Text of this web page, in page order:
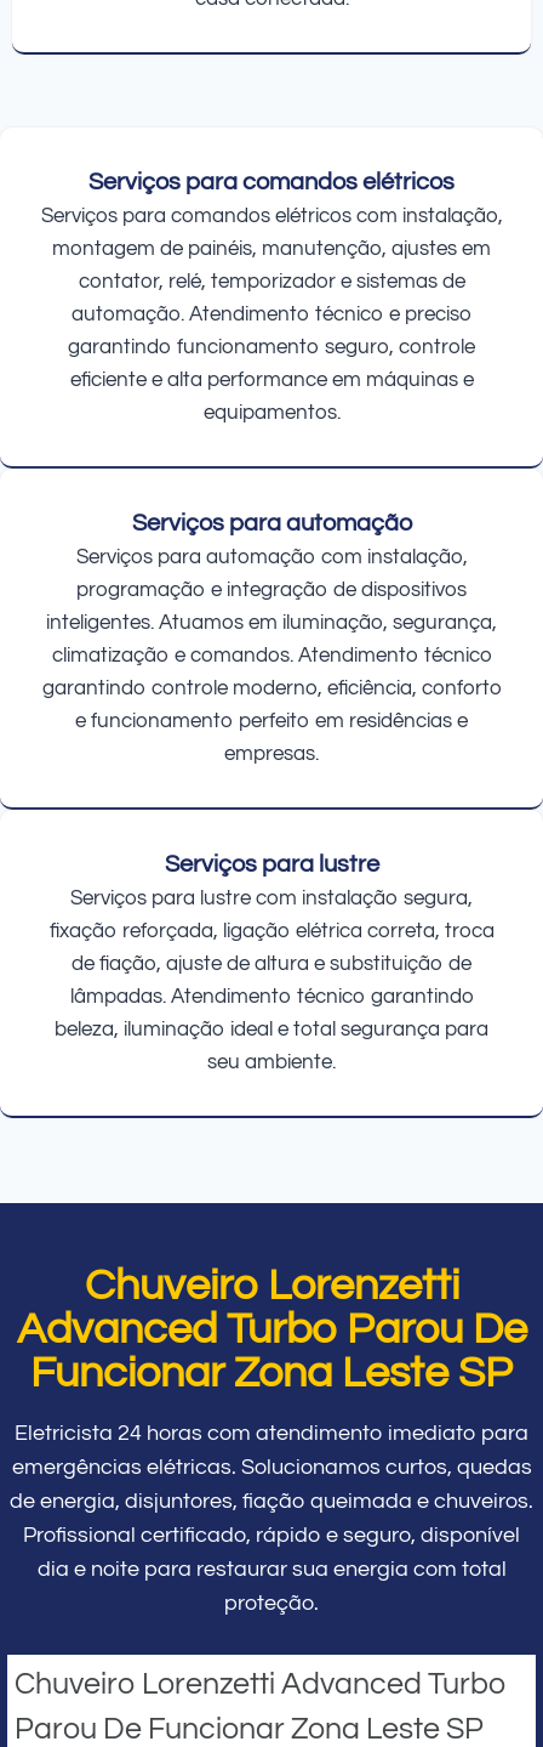
Serviços para comandos elétricos
Serviços para comandos elétricos com instalação,
montagem de painéis, manutenção, ajustes em
contator, relé, temporizador e sistemas de
automação. Atendimento técnico e preciso
garantindo funcionamento seguro, controle
eficiente e alta performance em máquinas e
equipamentos.
Serviços para automação
Serviços para automação com instalação,
programação e integração de dispositivos
inteligentes. Atuamos em iluminação, segurança,
climatização e comandos. Atendimento técnico
garantindo controle moderno, eficiência, conforto
e funcionamento perfeito em residências e
empresas.
Serviços para lustre
Serviços para lustre com instalação segura,
fixação reforçada, ligação elétrica correta, troca
de fiação, ajuste de altura e substituição de
lâmpadas. Atendimento técnico garantindo
beleza, iluminação ideal e total segurança para
seu ambiente.
Chuveiro Lorenzetti
Advanced Turbo Parou De
Funcionar Zona Leste SP
Eletricista 24 horas com atendimento imediato para
emergências elétricas. Solucionamos curtos, quedas
de energia, disjuntores, fiação queimada e chuveiros.
Profissional certificado, rápido e seguro, disponível
dia e noite para restaurar sua energia com total
proteção.
Chuveiro Lorenzetti Advanced Turbo
Parou De Funcionar Zona Leste SP